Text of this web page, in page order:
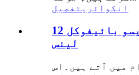
انکوائری تفصیل
پروگریسو بائیفوکل 12mm/14mm
لینس
میں آتے ہیں۔اس